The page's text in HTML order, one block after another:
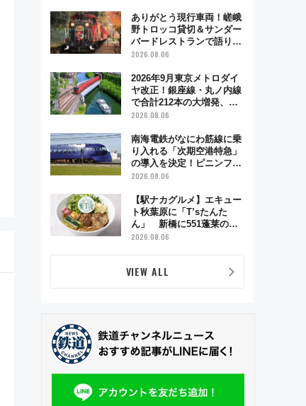
「空席」探しのコツ
ありがとう現行車両！嵯峨
野トロッコ貸切＆サンダー
バードレストランで語り合
う秋の京都 斉藤雪乃＆福
日「京都の鉄道満喫ツア
ー」開催
2026.08.06
2026年9月東京メトロダイ
ヤ改正！銀座線・丸ノ内線
で合計212本の大増発、混
雑緩和に期待
2026.08.06
南海電鉄がなにわ筋線に乗
り入れる「次期空港特急」
の導入を決定！ピニンファ
リーナによる日本初の鉄道
2026.08.06
【駅ナカグルメ】エキュー
ト秋葉原に「T’sたんた
ん」 新橋に551蓬莱の
DNAを継ぐ「東京豚饅」、
【2026年8月】
2026.08.06
VIEW ALL